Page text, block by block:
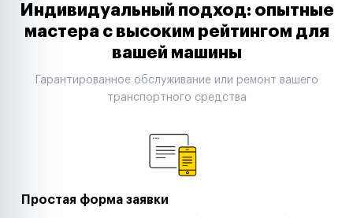
Таксопарки
Автодилеры
Строительные компании
Аренда спецтехники
Индивидуальный подход: опытные
мастера с высоким рейтингом для
вашей машины
Гарантированное обслуживание или ремонт вашего
транспортного средства
Простая форма заявки